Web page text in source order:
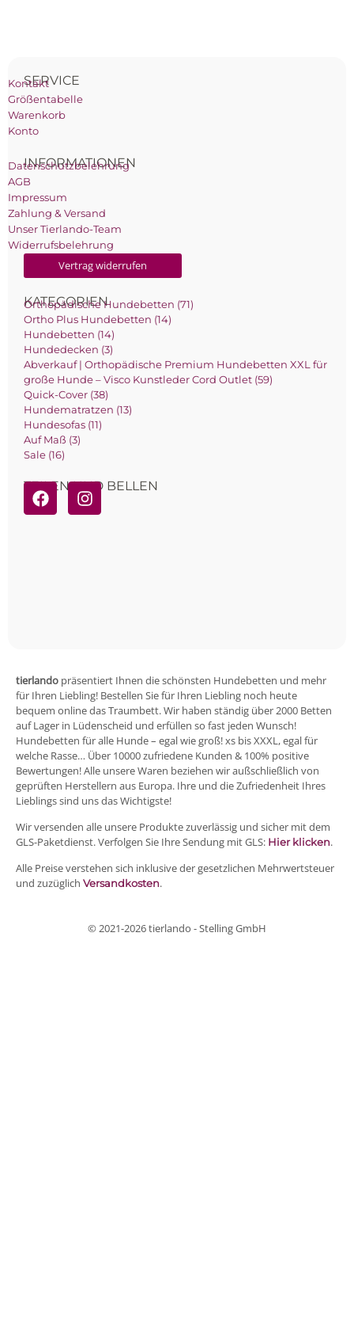
SERVICE
Kontakt
Größentabelle
Warenkorb
Konto
INFORMATIONEN
Datenschutzbelehrung
AGB
Impressum
Zahlung & Versand
Unser Tierlando-Team
Widerrufsbelehrung
Vertrag widerrufen
KATEGORIEN
Orthopädische Hundebetten (71)
Ortho Plus Hundebetten (14)
Hundebetten (14)
Hundedecken (3)
Abverkauf | Orthopädische Premium Hundebetten XXL für
große Hunde – Visco Kunstleder Cord Outlet (59)
Quick-Cover (38)
Hundematratzen (13)
Hundesofas (11)
Auf Maß (3)
Sale (16)
TEILEN UND BELLEN
tierlando präsentiert Ihnen die schönsten Hundebetten und mehr
für Ihren Liebling! Bestellen Sie für Ihren Liebling noch heute
bequem online das Traumbett. Wir haben ständig über 2000 Betten
auf Lager in Lüdenscheid und erfüllen so fast jeden Wunsch!
Hundebetten für alle Hunde – egal wie groß! xs bis XXXL, egal für
welche Rasse… Über 10000 zufriedene Kunden & 100% positive
Bewertungen! Alle unsere Waren beziehen wir außschließlich von
geprüften Herstellern aus Europa. Ihre und die Zufriedenheit Ihres
Lieblings sind uns das Wichtigste!
Wir versenden alle unsere Produkte zuverlässig und sicher mit dem
GLS-Paketdienst. Verfolgen Sie Ihre Sendung mit GLS: Hier klicken.
Alle Preise verstehen sich inklusive der gesetzlichen Mehrwertsteuer
und zuzüglich Versandkosten.
© 2021-2026 tierlando - Stelling GmbH